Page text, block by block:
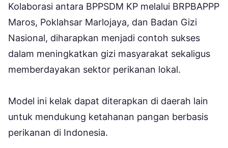
Kolaborasi antara BPPSDM KP melalui BRPBAPPP
Maros, Poklahsar Marlojaya, dan Badan Gizi
Nasional, diharapkan menjadi contoh sukses
dalam meningkatkan gizi masyarakat sekaligus
memberdayakan sektor perikanan lokal.
Model ini kelak dapat diterapkan di daerah lain
untuk mendukung ketahanan pangan berbasis
perikanan di Indonesia.